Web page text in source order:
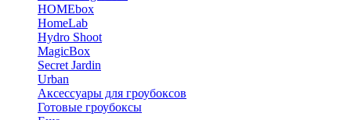
HOMEbox
HomeLab
Hydro Shoot
MagicBox
Secret Jardin
Urban
Аксессуары для гроубоксов
Готовые гроубоксы